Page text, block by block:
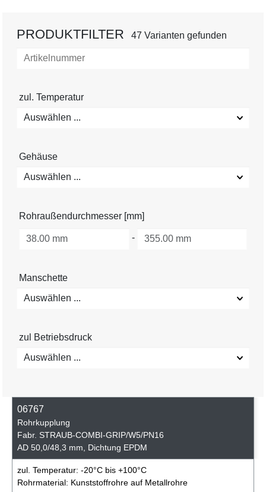
PRODUKTFILTER 47 Varianten gefunden
zul. Temperatur
Auswählen ...
Gehäuse
Auswählen ...
Rohraußendurchmesser [mm]
-
Manschette
Auswählen ...
zul Betriebsdruck
Auswählen ...
06767
Rohrkupplung
Fabr. STRAUB-COMBI-GRIP/W5/PN16
AD 50,0/48,3 mm, Dichtung EPDM
zul. Temperatur: -20°C bis +100°C
Rohrmaterial: Kunststoffrohre auf Metallrohre